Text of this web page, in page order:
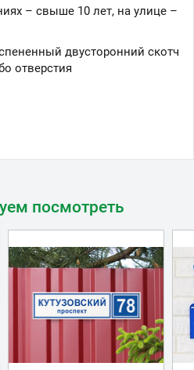
– свыше 10 лет, на улице –
двусторонний скотч
отверстия
посмотреть